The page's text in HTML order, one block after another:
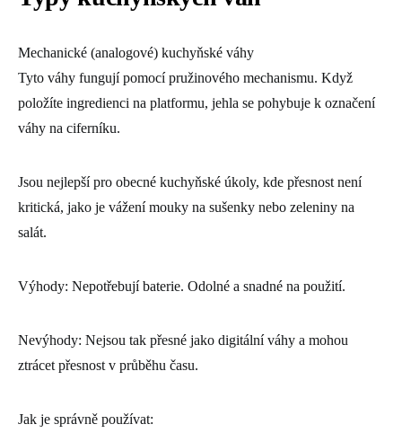
Mechanické (analogové) kuchyňské váhy
Tyto váhy fungují pomocí pružinového mechanismu. Když
položíte ingredienci na platformu, jehla se pohybuje k označení
váhy na ciferníku.
Jsou nejlepší pro obecné kuchyňské úkoly, kde přesnost není
kritická, jako je vážení mouky na sušenky nebo zeleniny na
salát.
Výhody: Nepotřebují baterie. Odolné a snadné na použití.
Nevýhody: Nejsou tak přesné jako digitální váhy a mohou
ztrácet přesnost v průběhu času.
Jak je správně používat: